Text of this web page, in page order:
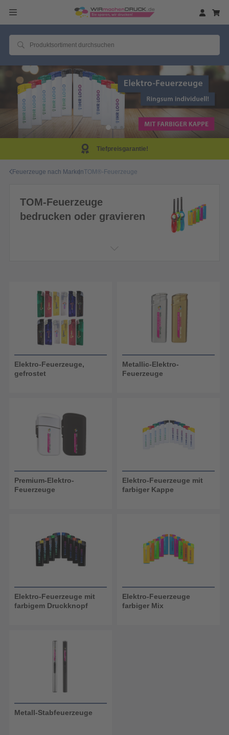
Tiefpreisgarantie!
Feuerzeuge nach MarkenTOM®-Feuerzeuge
TOM-Feuerzeuge
bedrucken oder gravieren
Elektro-Feuerzeuge,
gefrostet
Metallic-Elektro-
Feuerzeuge
Premium-Elektro-
Feuerzeuge
Elektro-Feuerzeuge mit
farbiger Kappe
Elektro-Feuerzeuge mit
farbigem Druckknopf
Elektro-Feuerzeuge
farbiger Mix
Metall-Stabfeuerzeuge